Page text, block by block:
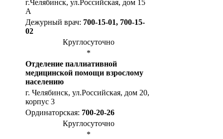
г.Челябинск, ул.Российская, дом 15
А
Дежурный врач: 700-15-01, 700-15-
02
Круглосуточно
*
Отделение паллиативной
медицинской помощи взрослому
населению
г. Челябинск, ул.Российская, дом 20,
корпус 3
Ординаторская: 700-20-26
Круглосуточно
*